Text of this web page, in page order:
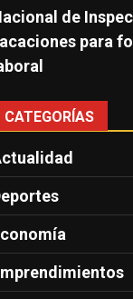
de
para
CATEGORÍAS